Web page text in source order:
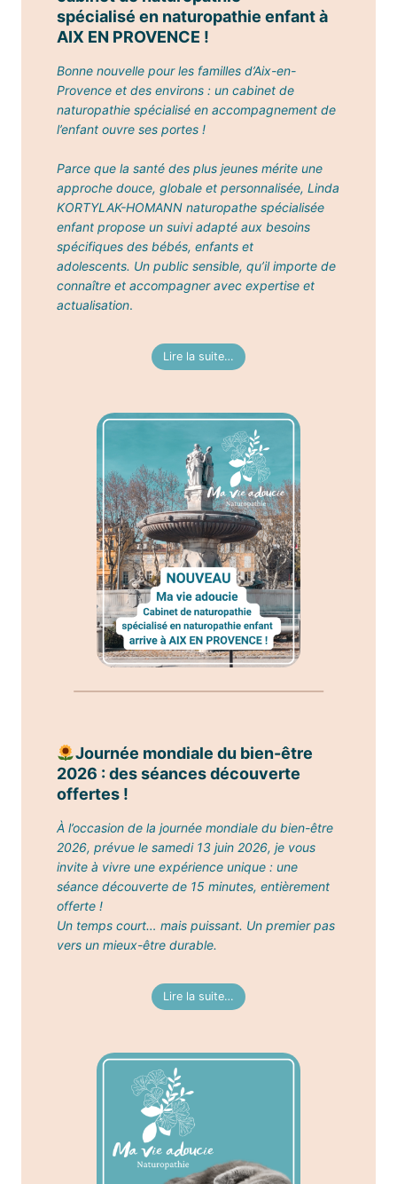
spécialisé en naturopathie enfant à
AIX EN PROVENCE !
Bonne nouvelle pour les familles d’Aix-en-
Provence et des environs : un cabinet de
naturopathie spécialisé en accompagnement de
l’enfant ouvre ses portes !
Parce que la santé des plus jeunes mérite une
approche douce, globale et personnalisée, Linda
KORTYLAK-HOMANN naturopathe spécialisée
enfant propose un suivi adapté aux besoins
spécifiques des bébés, enfants et
adolescents. Un public sensible, qu’il importe de
connaître et accompagner avec expertise et
actualisation.
Lire la suite…
Journée mondiale du bien-être
2026 : des séances découverte
offertes !
À l’occasion de la journée mondiale du bien-être
2026, prévue le samedi 13 juin 2026, je vous
invite à vivre une expérience unique : une
séance découverte de 15 minutes, entièrement
offerte !
Un temps court… mais puissant. Un premier pas
vers un mieux-être durable.
Lire la suite…